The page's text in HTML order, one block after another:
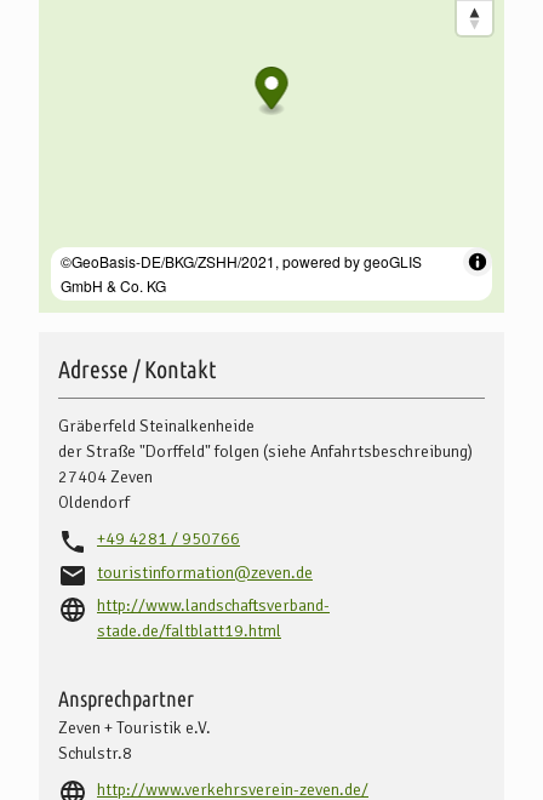
Adresse / Kontakt
Gräberfeld Steinalkenheide
der Straße "Dorffeld" folgen (siehe Anfahrtsbeschreibung)
27404Zeven
Oldendorf
+49 4281 / 950766
touristinformation@zeven.de
http://www.landschaftsverband-
stade.de/faltblatt19.html
Ansprechpartner
Zeven + Touristik e.V.
Schulstr.8
http://www.verkehrsverein-zeven.de/